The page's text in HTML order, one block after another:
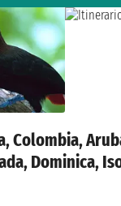
Colombia,
Dominica,